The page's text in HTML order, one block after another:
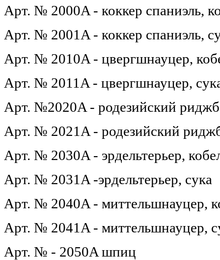
Арт. № 2000A - коккер спаниэль,
Арт. № 2001A - коккер спаниэль,
Арт. № 2010A - цвергшнауцер,
Арт. № 2011A - цвергшнауцер,
Арт. №2020A - родезийский
Арт. № 2021A - родезийский
Арт. № 2030A - эрдельтерьер,
Арт. № 2031A -эрдельтерьер, сука
Арт. № 2040A - миттельшнауцер,
Арт. № 2041A - миттельшнауцер,
Арт. № - 2050A шпиц